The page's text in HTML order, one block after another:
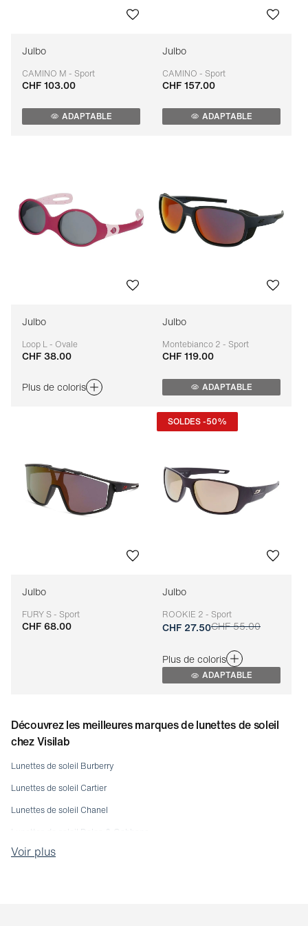
Julbo
CAMINO M - Sport
Adaptable
CHF 103.00
ADAPTABLE
Julbo
CAMINO - Sport
Adaptable
CHF 157.00
ADAPTABLE
Julbo
Loop L - Ovale
Adaptable
CHF 38.00
Plus de coloris
Julbo
Montebianco 2 - Sport
Adaptable
CHF 119.00
ADAPTABLE
Julbo
FURY S - Sport
Adaptable
CHF 68.00
SOLDES -50%
Julbo
ROOKIE 2 - Sport
Adaptable
CHF 27.50CHF 55.00
Plus de coloris
ADAPTABLE
Découvrez les meilleures marques de lunettes de soleil
chez Visilab
Lunettes de soleil Burberry
Lunettes de soleil Cartier
Lunettes de soleil Chanel
Lunettes de soleil Dolce & Gabbana
Lunettes de soleil Emporio Armani
Voir plus